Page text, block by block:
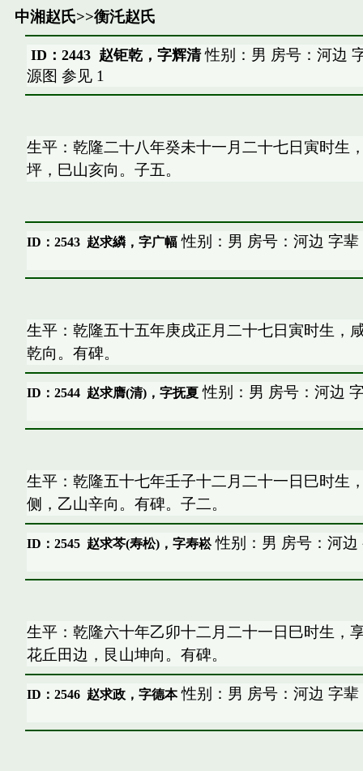
中湘赵氏>>衡汑赵氏
ID：2443 赵钜乾，字辉清性别：男 房号：河边
源图 参见 1
生平：乾隆二十八年癸未十一月二十七日寅时生
坪，巳山亥向。子五。
ID：2543 赵求繗，字广幅性别：男 房号：河边 字辈
生平：乾隆五十五年庚戌正月二十七日寅时生，
乾向。有碑。
ID：2544 赵求膺(清)，字抚夏性别：男 房号：河边
生平：乾隆五十七年壬子十二月二十一日巳时生
侧，乙山辛向。有碑。子二。
ID：2545 赵求芩(寿松)，字寿崧性别：男 房号：河边
生平：乾隆六十年乙卯十二月二十一日巳时生，
花丘田边，艮山坤向。有碑。
ID：2546 赵求政，字德本性别：男 房号：河边 字辈